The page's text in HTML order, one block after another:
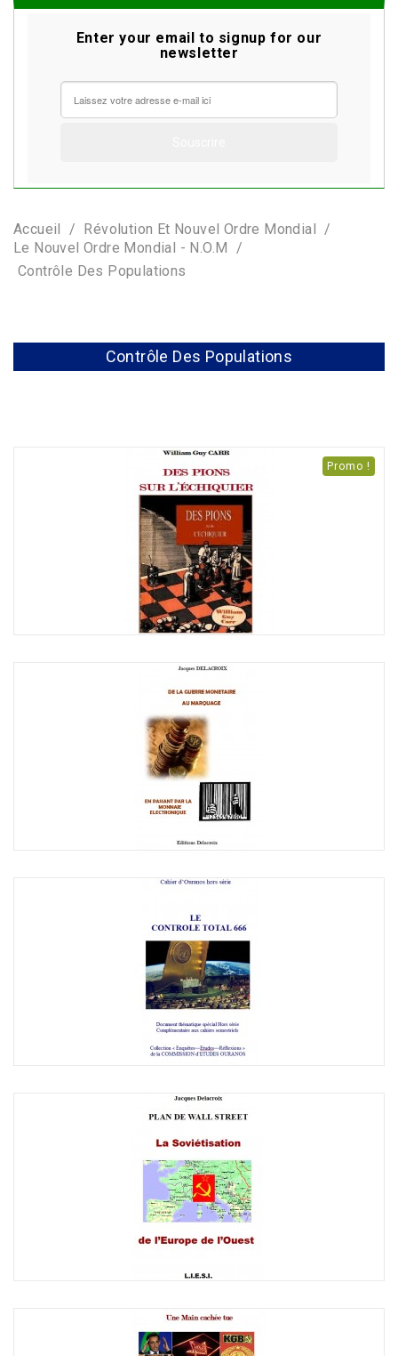
Enter your email to signup for our
newsletter
Accueil
Révolution Et Nouvel Ordre Mondial
Le Nouvel Ordre Mondial - N.O.M
Contrôle Des Populations
Contrôle Des Populations
Promo !